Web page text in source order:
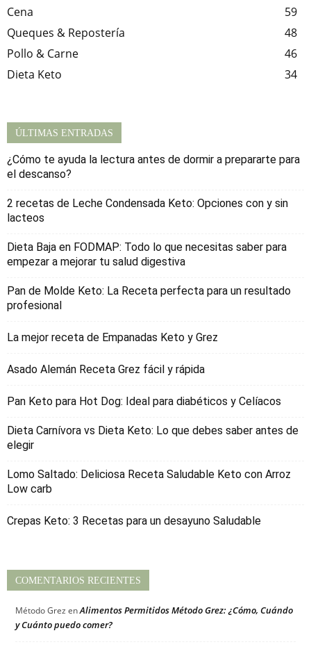
Cena
59
Queques & Repostería
48
Pollo & Carne
46
Dieta Keto
34
ÚLTIMAS ENTRADAS
¿Cómo te ayuda la lectura antes de dormir a prepararte para
el descanso?
2 recetas de Leche Condensada Keto: Opciones con y sin
lacteos
Dieta Baja en FODMAP: Todo lo que necesitas saber para
empezar a mejorar tu salud digestiva
Pan de Molde Keto: La Receta perfecta para un resultado
profesional
La mejor receta de Empanadas Keto y Grez
Asado Alemán Receta Grez fácil y rápida
Pan Keto para Hot Dog: Ideal para diabéticos y Celíacos
Dieta Carnívora vs Dieta Keto: Lo que debes saber antes de
elegir
Lomo Saltado: Deliciosa Receta Saludable Keto con Arroz
Low carb
Crepas Keto: 3 Recetas para un desayuno Saludable
COMENTARIOS RECIENTES
Método Grez enAlimentos Permitidos Método Grez: ¿Cómo, Cuándo
y Cuánto puedo comer?